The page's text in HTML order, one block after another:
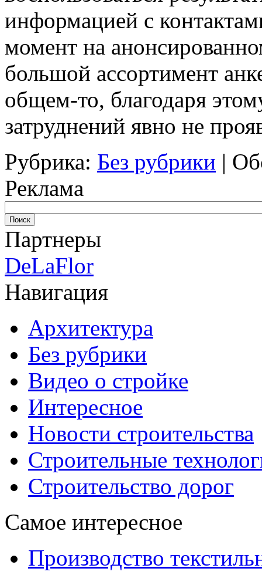
информацией с
момент на
большой ассортимент
общем-то, благодаря
затруднений явно не
Рубрика: Без рубрики |
Реклама
Партнеры
DeLaFlor
Навигация
Архитектура
Без рубрики
Видео о стройке
Интересное
Новости строительства
Строительные
Строительство дорог
Самое интересное
Производство